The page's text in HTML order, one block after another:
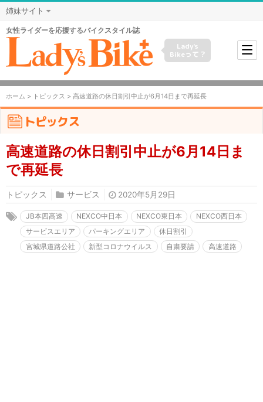
姉妹サイト
女性ライダーを応援するバイクスタイル誌
Lady's
Bikeって？
ホーム > トピックス > 高速道路の休日割引中止が6月14日まで再延長
トピックス
高速道路の休日割引中止が6月14日ま
で再延長
トピックス サービス 2020年5月29日
JB本四高速 NEXCO中日本 NEXCO東日本
NEXCO西日本
サービスエリア
パーキングエリア
休日割引
宮城県道路公社
新型コロナウイルス 自粛要請 高速道路